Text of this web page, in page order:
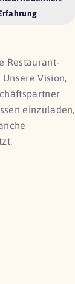
Restaurant-
Vision,
einzuladen,